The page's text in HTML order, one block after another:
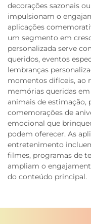
decorações sazonais
impulsionam o
aplicações
um segmento em
personalizada serve
queridos, eventos
lembranças
momentos difíceis, ao
memórias queridas
animais de estimação,
comemorações de
emocional que
podem oferecer. As
entretenimento
filmes, programas de
ampliam o
do conteúdo principal.